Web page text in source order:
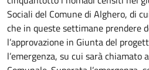
Sociali del Comune di Alghero, di
che in queste settimane prendere
l’approvazione in Giunta del
l’emergenza, su cui sarà chiamato